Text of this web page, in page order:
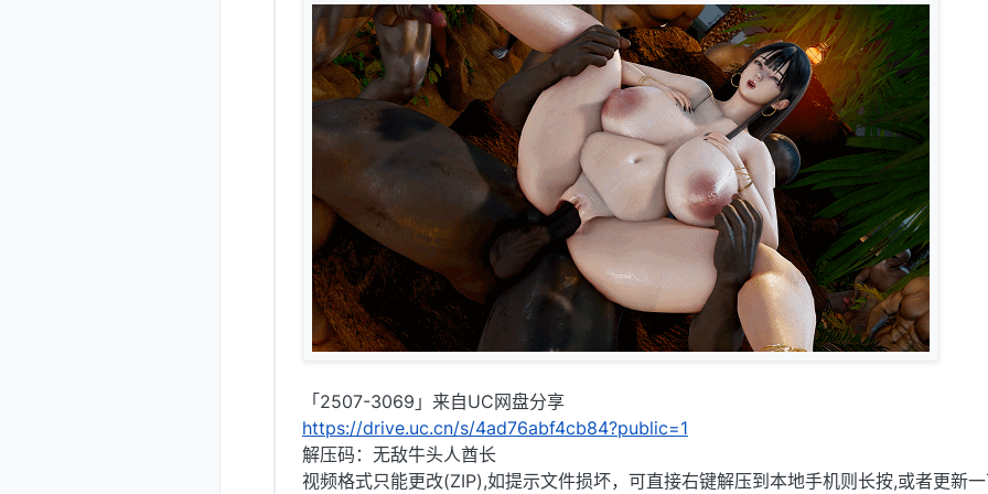
「2507-3069」来自UC网盘分享
https://drive.uc.cn/s/4ad76abf4cb84?public=1
解压码：无敌牛头人酋长
视频格式只能更改(ZIP),如提示文件损坏，可直接右键解压到本地手机则长按,或者更新